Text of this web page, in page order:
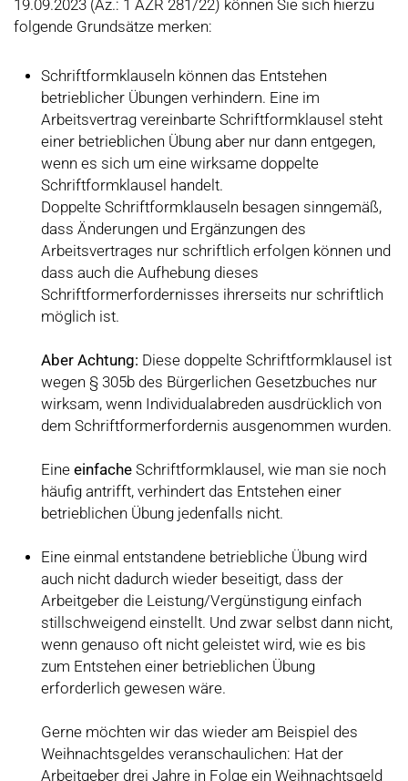
19.09.2023 (Az.: 1 AZR 281/22) können Sie sich hierzu
folgende Grundsätze merken:
Schriftformklauseln können das Entstehen
betrieblicher Übungen verhindern. Eine im
Arbeitsvertrag vereinbarte Schriftformklausel steht
einer betrieblichen Übung aber nur dann entgegen,
wenn es sich um eine wirksame doppelte
Schriftformklausel handelt.
Doppelte Schriftformklauseln besagen sinngemäß,
dass Änderungen und Ergänzungen des
Arbeitsvertrages nur schriftlich erfolgen können und
dass auch die Aufhebung dieses
Schriftformerfordernisses ihrerseits nur schriftlich
möglich ist.
Aber Achtung: Diese doppelte Schriftformklausel ist
wegen § 305b des Bürgerlichen Gesetzbuches nur
wirksam, wenn Individualabreden ausdrücklich von
dem Schriftformerfordernis ausgenommen wurden.
Eine einfache Schriftformklausel, wie man sie noch
häufig antrifft, verhindert das Entstehen einer
betrieblichen Übung jedenfalls nicht.
Eine einmal entstandene betriebliche Übung wird
auch nicht dadurch wieder beseitigt, dass der
Arbeitgeber die Leistung/Vergünstigung einfach
stillschweigend einstellt. Und zwar selbst dann nicht,
wenn genauso oft nicht geleistet wird, wie es bis
zum Entstehen einer betrieblichen Übung
erforderlich gewesen wäre.
Gerne möchten wir das wieder am Beispiel des
Weihnachtsgeldes veranschaulichen: Hat der
Arbeitgeber drei Jahre in Folge ein Weihnachtsgeld